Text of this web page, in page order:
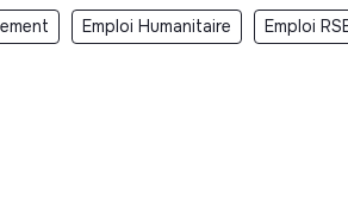
Emploi Humanitaire Emploi